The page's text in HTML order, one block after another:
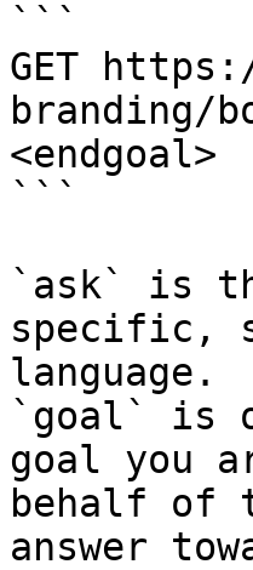
```
GET
branding/
<endgoal>
```
`ask` is
specific,
language.
`goal` is
goal you
behalf of
answer